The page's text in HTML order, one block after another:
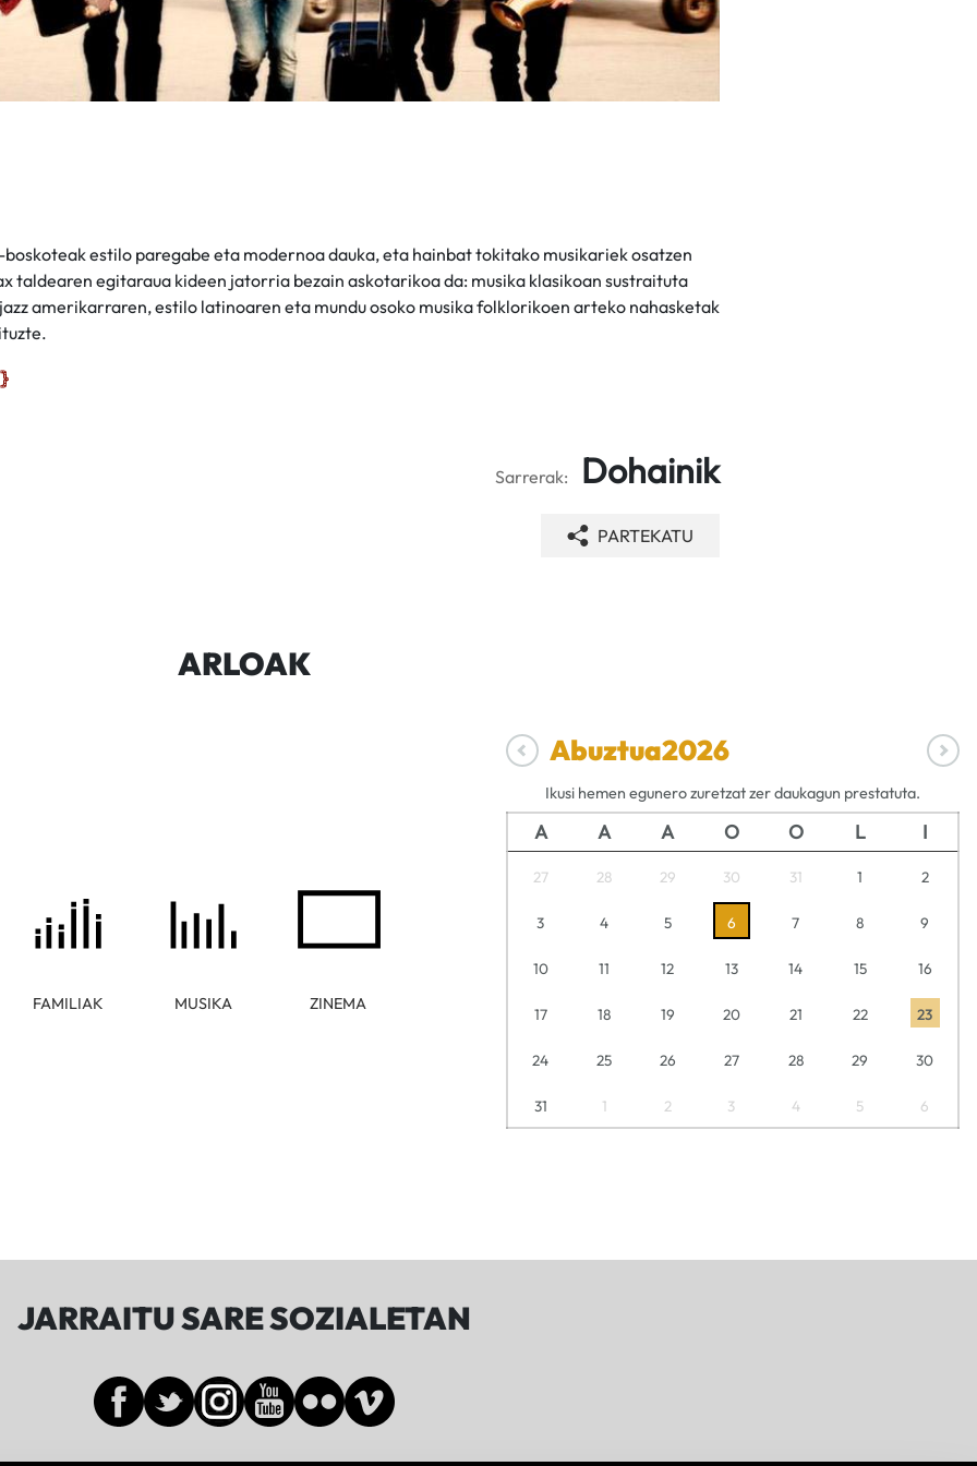
estilo paregabe eta modernoa dauka, eta hainbat tokitako musikariek osatzen
taldearen egitaraua kideen jatorria bezain askotarikoa da: musika klasikoan sustraituta
amerikarraren, estilo latinoaren eta mundu osoko musika folklorikoen arteko nahasketak
Sarrerak: Dohainik
PARTEKATU
ARLOAK
FAMILIAK MUSIKA ZINEMA
Abuztua2026
Ikusi hemen egunero zuretzat zer daukagun prestatuta.
A A A O O L I
27 28 29 30 31 1 2
3 4 5 6 7 8 9
10 11 12 13 14 15 16
17 18 19 20 21 22 23
24 25 26 27 28 29 30
31 1 2 3 4 5 6
JARRAITU SARE SOZIALETAN